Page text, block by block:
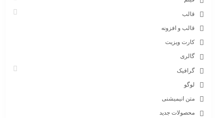
قالب
قالب و افزونه
کارت ویزیت
گالری
گرافیک
لوگو
متن انیمیشنی
محصولات جدید